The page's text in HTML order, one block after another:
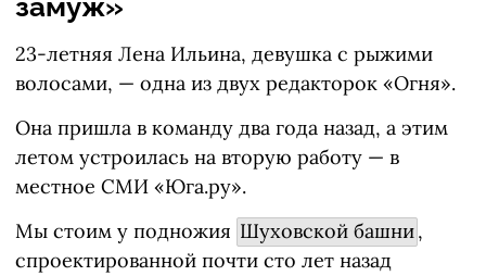
замуж»
23-летняя Лена Ильина, девушка с рыжими
волосами, — одна из двух редакторок «Огня».
Она пришла в команду два года назад, а этим
летом устроилась на вторую работу — в
местное СМИ «Юга.ру».
Мы стоим у подножия Шуховской башни,
спроектированной почти сто лет назад